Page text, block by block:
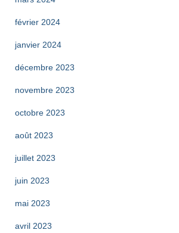
février 2024
janvier 2024
décembre 2023
novembre 2023
octobre 2023
août 2023
juillet 2023
juin 2023
mai 2023
avril 2023